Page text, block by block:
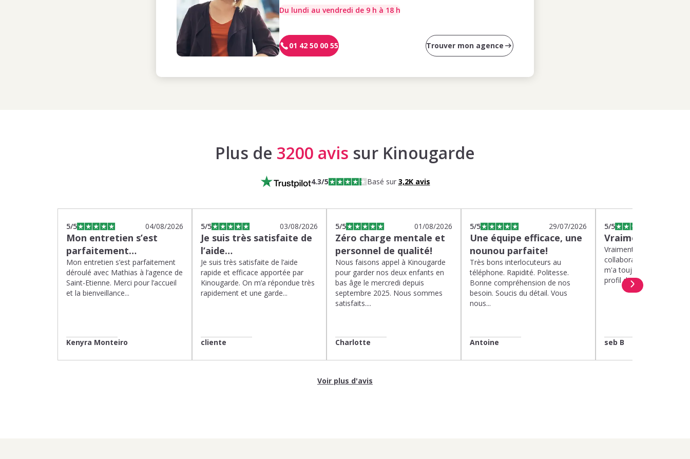
Du lundi au vendredi de 9 h à 18 h
01 42 50 00 55 Trouver mon agence
Plus de 3200 avis sur Kinougarde
4.3/5 Basé sur 3,2Kavis
5/5 04/08/2026
Mon entretien s’est
parfaitement…
Mon entretien s’est parfaitement
déroulé avec Mathias à l’agence de
Saint-Etienne. Merci pour l’accueil
et la bienveillance...
Kenyra Monteiro
5/5 03/08/2026
Je suis très satisfaite de
l’aide…
Je suis très satisfaite de l’aide
rapide et efficace apportée par
Kinougarde. On m’a répondue très
rapidement et une garde...
cliente
5/5 01/08/2026
Zéro charge mentale et
personnel de qualité!
Nous faisons appel à Kinougarde
pour garder nos deux enfants en
bas âge le mercredi depuis
septembre 2025. Nous sommes
satisfaits....
Charlotte
5/5 29/07/2026
Une équipe efficace, une
nounou parfaite!
Très bons interlocuteurs au
téléphone. Rapidité. Politesse.
Bonne compréhension de nos
besoin. Soucis du détail. Vous
nous...
Antoine
5/5
Vraiment top
Vraiment top, plus d'un
collaboration avec
m'a toujours proposé de
profil de nounou. Et
seb B
Voir plus d'avis